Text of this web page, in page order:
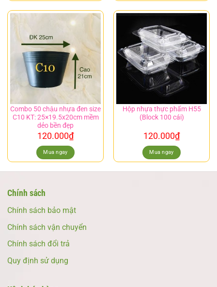
Combo 50 chậu nhựa đen size
C10 KT: 25×19.5x20cm mềm
dẻo bền đẹp
120.000₫
Mua ngay
Hộp nhựa thực phẩm H55
(Block 100 cái)
120.000₫
Mua ngay
Chính sách
Chính sách bảo mật
Chính sách vận chuyển
Chính sách đổi trả
Quy định sử dụng